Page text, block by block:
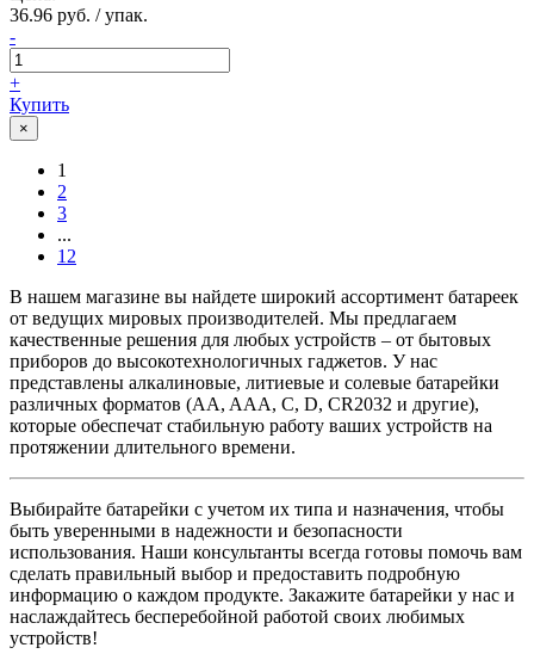
36.96 руб. / упак.
-
+
Купить
×
1
2
3
...
12
В нашем магазине вы найдете широкий ассортимент батареек
от ведущих мировых производителей. Мы предлагаем
качественные решения для любых устройств – от бытовых
приборов до высокотехнологичных гаджетов. У нас
представлены алкалиновые, литиевые и солевые батарейки
различных форматов (AA, AAA, C, D, CR2032 и другие),
которые обеспечат стабильную работу ваших устройств на
протяжении длительного времени.
Выбирайте батарейки с учетом их типа и назначения, чтобы
быть уверенными в надежности и безопасности
использования. Наши консультанты всегда готовы помочь вам
сделать правильный выбор и предоставить подробную
информацию о каждом продукте. Закажите батарейки у нас и
наслаждайтесь бесперебойной работой своих любимых
устройств!